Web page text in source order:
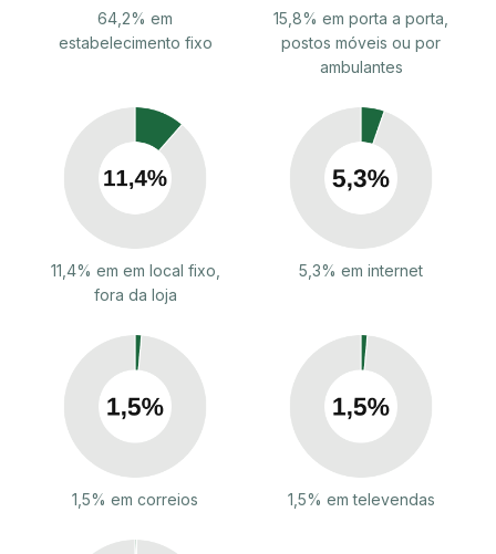
64,2% em
estabelecimento fixo
15,8% em porta a porta,
postos móveis ou por
ambulantes
11,4% em em local fixo,
fora da loja
5,3% em internet
1,5% em correios 1,5% em televendas